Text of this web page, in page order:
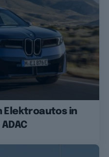
Elektroautos in